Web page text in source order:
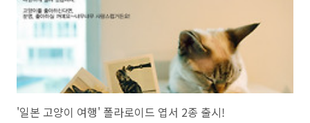
'일본 고양이 여행' 폴라로이드 엽서 2종 출시!